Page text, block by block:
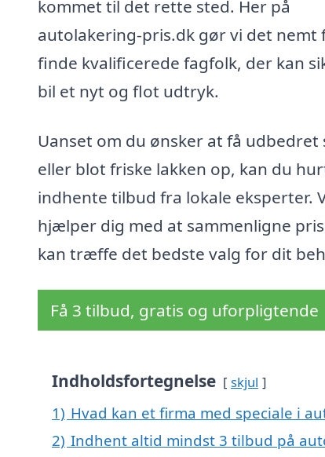
kommet til det rette sted. Her på
autolakering-pris.dk gør vi det nemt
finde kvalificerede fagfolk, der kan
bil et nyt og flot udtryk.
Uanset om du ønsker at få udbedret
eller blot friske lakken op, kan du
indhente tilbud fra lokale eksperter.
hjælper dig med at sammenligne
kan træffe det bedste valg for dit
Få 3 tilbud, gratis og uforpligtende
Indholdsfortegnelse skjul
1) Hvad kan et firma med speciale i
2) Indhent altid mindst 3 tilbud på